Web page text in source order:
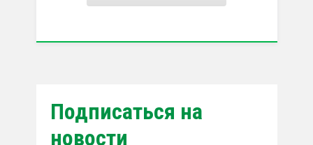
Подписаться на
новости